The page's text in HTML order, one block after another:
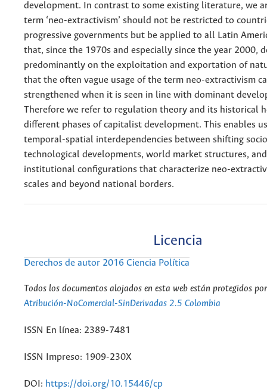
development. In contrast to some existing literature, we
term ‘neo-extractivism’ should not be restricted to
progressive governments but be applied to all Latin
that, since the 1970s and especially since the year 2000,
predominantly on the exploitation and exportation of
that the often vague usage of the term neo-extractivism
strengthened when it is seen in line with dominant
Therefore we refer to regulation theory and its historical
different phases of capitalist development. This enables
temporal-spatial interdependencies between shifting
technological developments, world market structures,
institutional configurations that characterize neo-
scales and beyond national borders.
Licencia
Derechos de autor 2016 Ciencia Política
Todos los documentos alojados en esta web están protegidos
Atribución-NoComercial-SinDerivadas 2.5 Colombia
ISSN En línea: 2389-7481
ISSN Impreso: 1909-230X
DOI: https://doi.org/10.15446/cp